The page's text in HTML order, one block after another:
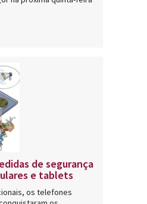
de segurança
e tablets
os telefones